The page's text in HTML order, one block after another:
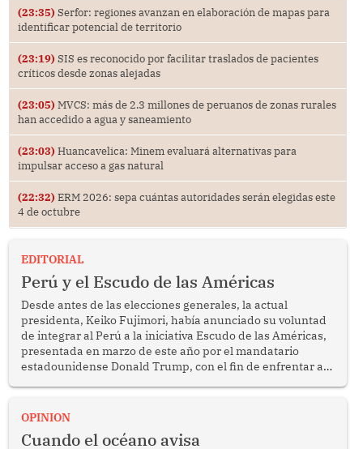
(23:35) Serfor: regiones avanzan en elaboración de mapas para
identificar potencial de territorio
(23:19) SIS es reconocido por facilitar traslados de pacientes
críticos desde zonas alejadas
(23:05) MVCS: más de 2.3 millones de peruanos de zonas rurales
han accedido a agua y saneamiento
(23:03) Huancavelica: Minem evaluará alternativas para
impulsar acceso a gas natural
(22:32) ERM 2026: sepa cuántas autoridades serán elegidas este
4 de octubre
EDITORIAL
Perú y el Escudo de las Américas
Desde antes de las elecciones generales, la actual
presidenta, Keiko Fujimori, había anunciado su voluntad
de integrar al Perú a la iniciativa Escudo de las Américas,
presentada en marzo de este año por el mandatario
estadounidense Donald Trump, con el fin de enfrentar al
OPINION
Cuando el océano avisa